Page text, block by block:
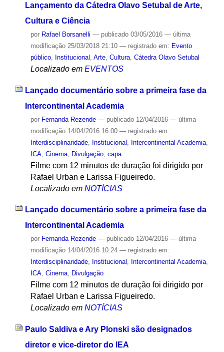
Lançamento da Cátedra Olavo Setubal de Arte,
Cultura e Ciência
por Rafael Borsanelli — publicado03/05/2016 — última
modificação25/03/2018 21:10 — registrado em: Evento
público, Institucional Arte, Cultura, Cátedra Olavo Setubal
Localizado em EVENTOS
Lançado documentário sobre a primeira fase da
Intercontinental Academia
por Fernanda Rezende — publicado12/04/2016 — última
modificação14/04/2016 16:00 — registrado em:
Interdisciplinaridade, Institucional Intercontinental Academia,
ICA, Cinema, Divulgação, capa
Filme com 12 minutos de duração foi dirigido por
Rafael Urban e Larissa Figueiredo.
Localizado em NOTÍCIAS
Lançado documentário sobre a primeira fase da
Intercontinental Academia
por Fernanda Rezende — publicado12/04/2016 — última
modificação14/04/2016 10:24 — registrado em:
Interdisciplinaridade, Institucional , Intercontinental Academia,
ICA, Cinema, Divulgação
Filme com 12 minutos de duração foi dirigido por
Rafael Urban e Larissa Figueiredo.
Localizado em NOTÍCIAS
Paulo Saldiva e Ary Plonski são designados
diretor e vice-diretor do IEA